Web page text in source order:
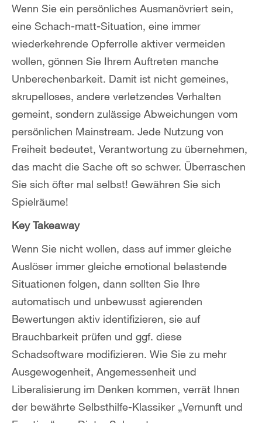
Wenn Sie ein persönliches Ausmanövriert sein,
eine Schach-matt-Situation, eine immer
wiederkehrende Opferrolle aktiver vermeiden
wollen, gönnen Sie Ihrem Auftreten manche
Unberechenbarkeit. Damit ist nicht gemeines,
skrupelloses, andere verletzendes Verhalten
gemeint, sondern zulässige Abweichungen vom
persönlichen Mainstream. Jede Nutzung von
Freiheit bedeutet, Verantwortung zu übernehmen,
das macht die Sache oft so schwer. Überraschen
Sie sich öfter mal selbst! Gewähren Sie sich
Spielräume!
Key Takeaway
Wenn Sie nicht wollen, dass auf immer gleiche
Auslöser immer gleiche emotional belastende
Situationen folgen, dann sollten Sie Ihre
automatisch und unbewusst agierenden
Bewertungen aktiv identifizieren, sie auf
Brauchbarkeit prüfen und ggf. diese
Schadsoftware modifizieren. Wie Sie zu mehr
Ausgewogenheit, Angemessenheit und
Liberalisierung im Denken kommen, verrät Ihnen
der bewährte Selbsthilfe-Klassiker „Vernunft und